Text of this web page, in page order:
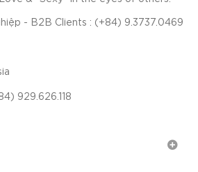
- B2B Clients : (+84) 9.3737.0469
929.626.118